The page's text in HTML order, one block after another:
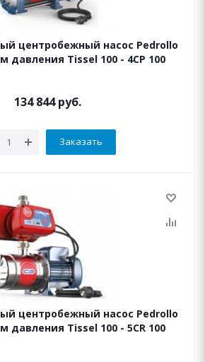
центробежный насос Pedrollo
давления Tissel 100 - 4CP 100
134 844руб.
Заказать
центробежный насос Pedrollo
давления Tissel 100 - 5CR 100